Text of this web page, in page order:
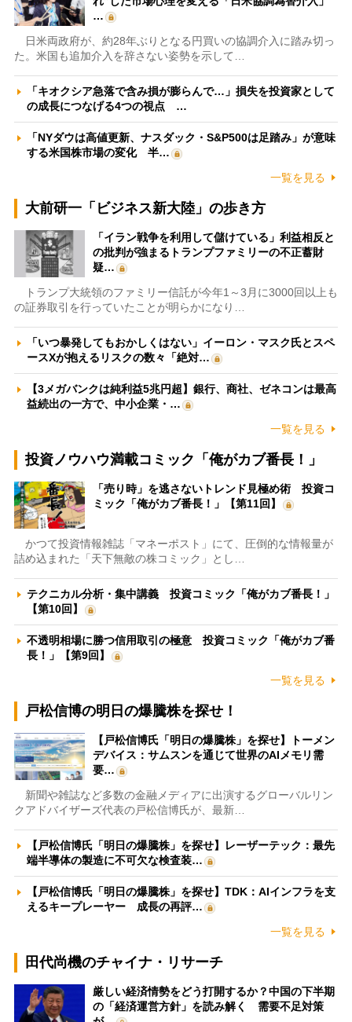
…
日米両政府が、約28年ぶりとなる円買いの協調介入に踏み切っ
た。米国も追加介入を辞さない姿勢を示して…
「キオクシア急落で含み損が膨らんで…」損失を投資家として
の成長につなげる4つの視点 …
「NYダウは高値更新、ナスダック・S&P500は足踏み」が意味
する米国株市場の変化 半…
一覧を見る
大前研一「ビジネス新大陸」の歩き方
「イラン戦争を利用して儲けている」利益相反と
の批判が強まるトランプファミリーの不正蓄財
疑…
トランプ大統領のファミリー信託が今年1～3月に3000回以上も
の証券取引を行っていたことが明らかになり…
「いつ暴発してもおかしくはない」イーロン・マスク氏とスペ
ースXが抱えるリスクの数々「絶対…
【3メガバンクは純利益5兆円超】銀行、商社、ゼネコンは最高
益続出の一方で、中小企業・…
一覧を見る
投資ノウハウ満載コミック「俺がカブ番長！」
「売り時」を逃さないトレンド見極め術 投資コ
ミック「俺がカブ番長！」【第11回】
かつて投資情報雑誌「マネーポスト」にて、圧倒的な情報量が
詰め込まれた「天下無敵の株コミック」とし…
テクニカル分析・集中講義 投資コミック「俺がカブ番長！」
【第10回】
不透明相場に勝つ信用取引の極意 投資コミック「俺がカブ番
長！」【第9回】
一覧を見る
戸松信博の明日の爆騰株を探せ！
【戸松信博氏「明日の爆騰株」を探せ】トーメン
デバイス：サムスンを通じて世界のAIメモリ需
要…
新聞や雑誌など多数の金融メディアに出演するグローバルリン
クアドバイザーズ代表の戸松信博氏が、最新…
【戸松信博氏「明日の爆騰株」を探せ】レーザーテック：最先
端半導体の製造に不可欠な検査装…
【戸松信博氏「明日の爆騰株」を探せ】TDK：AIインフラを支
えるキープレーヤー 成長の再評…
一覧を見る
田代尚機のチャイナ・リサーチ
厳しい経済情勢をどう打開するか？中国の下半期
の「経済運営方針」を読み解く 需要不足対策